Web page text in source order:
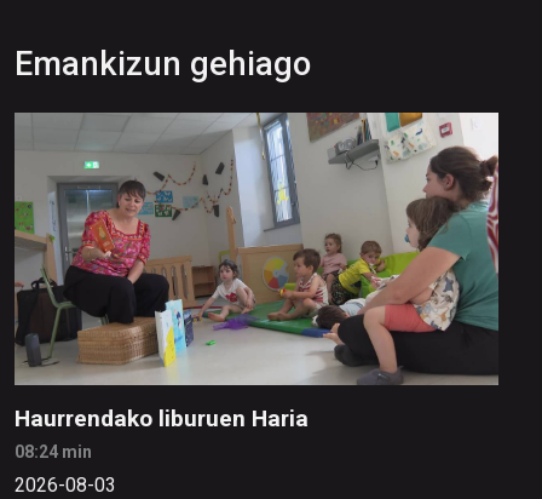
Emankizun gehiago
Haurrendako liburuen Haria
08:24 min
2026-08-03